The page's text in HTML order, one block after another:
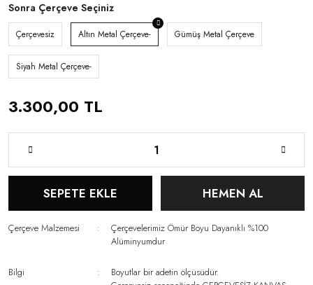
Sonra Çerçeve Seçiniz
Çerçevesiz Altın Metal Çerçeve- Gümüş Metal Çerçeve
Siyah Metal Çerçeve-
3.300,00 TL
SEPETE EKLE HEMEN AL
Çerçeve Malzemesi
Çerçevelerimiz Ömür Boyu Dayanıklı %100
Alüminyumdur
Bilgi
Boyutlar bir adetin ölçüsüdür.